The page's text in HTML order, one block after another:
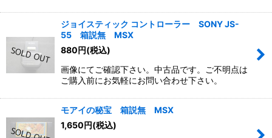
ジョイスティック コントローラー SONY JS-
55 箱説無 MSX
880円(税込)
画像にてご確認下さい。中古品です。ご不明点は
ご購入前にお気軽にお問い合わせ下さい。
モアイの秘宝 箱説無 MSX
1,650円(税込)